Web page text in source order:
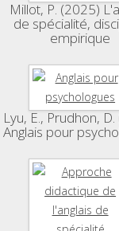
Millot, P. (2025)
de spécialité,
empirique
Lyu, E., Prudhon,
Anglais pour